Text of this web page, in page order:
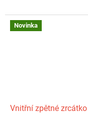
Novinka
Vnitřní zpětné zrcátko